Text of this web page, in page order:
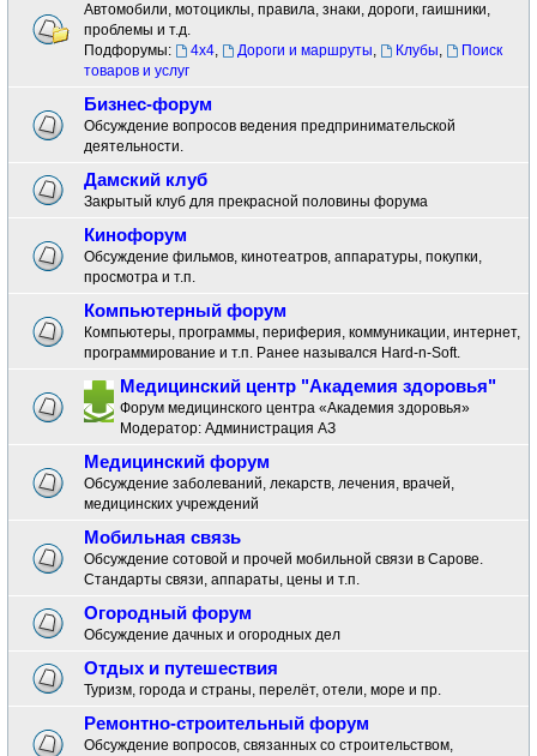
Автомобили, мотоциклы, правила, знаки, дороги, гаишники,
проблемы и т.д.
Подфорумы:
4x4, Дороги и маршруты, Клубы,
Поиск
товаров и услуг
Бизнес-форум
Обсуждение вопросов ведения предпринимательской
деятельности.
Дамский клуб
Закрытый клуб для прекрасной половины форума
Кинофорум
Обсуждение фильмов, кинотеатров, аппаратуры, покупки,
просмотра и т.п.
Компьютерный форум
Компьютеры, программы, периферия, коммуникации, интернет,
программирование и т.п. Ранее назывался Hard-n-Soft.
Медицинский центр "Академия здоровья"
Форум медицинского центра «Академия здоровья»
Модератор: Администрация АЗ
Медицинский форум
Обсуждение заболеваний, лекарств, лечения, врачей,
медицинских учреждений
Мобильная связь
Обсуждение сотовой и прочей мобильной связи в Сарове.
Стандарты связи, аппараты, цены и т.п.
Огородный форум
Обсуждение дачных и огородных дел
Отдых и путешествия
Туризм, города и страны, перелёт, отели, море и пр.
Ремонтно-строительный форум
Обсуждение вопросов, связанных со строительством,